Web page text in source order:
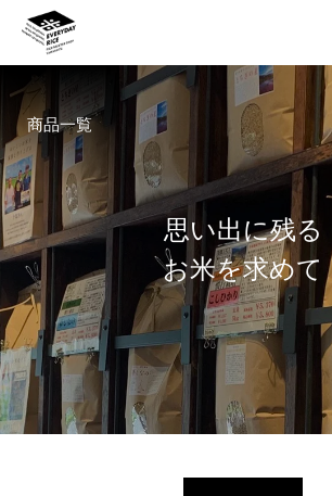
商品一覧
思い出に残る
お米を求めて